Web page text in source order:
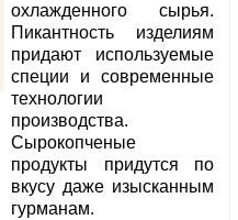
охлажденного сырья.
Пикантность изделиям
придают используемые
специи и современные
технологии
производства.
Сырокопченые
продукты придутся по
вкусу даже изысканным
гурманам.